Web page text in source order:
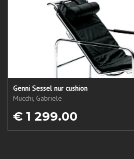
Genni Sessel nur cushion
Mucchi, Gabriele
€ 1 299.00